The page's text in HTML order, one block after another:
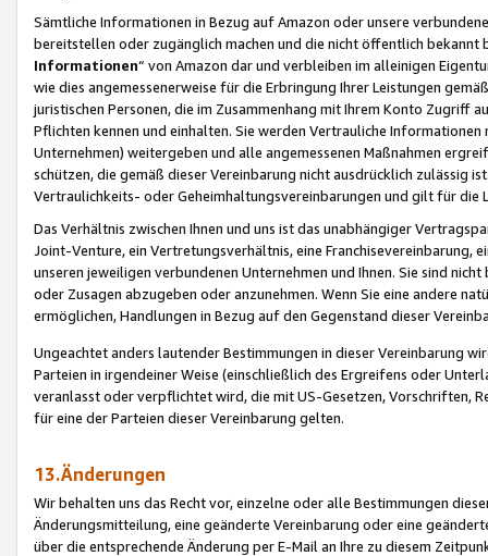
Sämtliche Informationen in Bezug auf Amazon oder unsere
bereitstellen oder zugänglich machen und die nicht öffentlich
Informationen“ von Amazon dar und verbleiben im alleinigen
wie dies angemessenerweise für die Erbringung Ihrer Leistungen
juristischen Personen, die im Zusammenhang mit Ihrem Konto
Pflichten kennen und einhalten. Sie werden Vertrauliche
Unternehmen) weitergeben und alle angemessenen Maßnahmen
schützen, die gemäß dieser Vereinbarung nicht ausdrücklich zulässig
Vertraulichkeits- oder Geheimhaltungsvereinbarungen und gilt für die
Das Verhältnis zwischen Ihnen und uns ist das unabhängiger
Joint-Venture, ein Vertretungsverhältnis, eine Franchisevereinbarung,
unseren jeweiligen verbundenen Unternehmen und Ihnen. Sie sind
oder Zusagen abzugeben oder anzunehmen. Wenn Sie eine andere
ermöglichen, Handlungen in Bezug auf den Gegenstand dieser
Ungeachtet anders lautender Bestimmungen in dieser Vereinbarung
Parteien in irgendeiner Weise (einschließlich des Ergreifens oder
veranlasst oder verpflichtet wird, die mit US-Gesetzen, Vorschriften,
für eine der Parteien dieser Vereinbarung gelten.
13.Änderungen
Wir behalten uns das Recht vor, einzelne oder alle Bestimmungen
Änderungsmitteilung, eine geänderte Vereinbarung oder eine
über die entsprechende Änderung per E-Mail an Ihre zu diesem